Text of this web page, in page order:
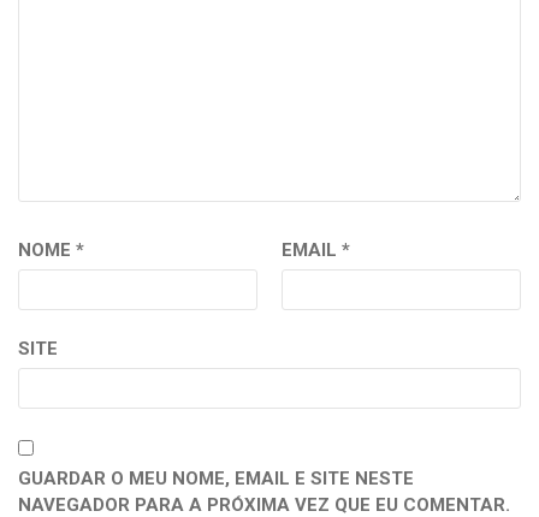
NOME * EMAIL *
SITE
GUARDAR O MEU NOME, EMAIL E SITE NESTE
NAVEGADOR PARA A PRÓXIMA VEZ QUE EU COMENTAR.